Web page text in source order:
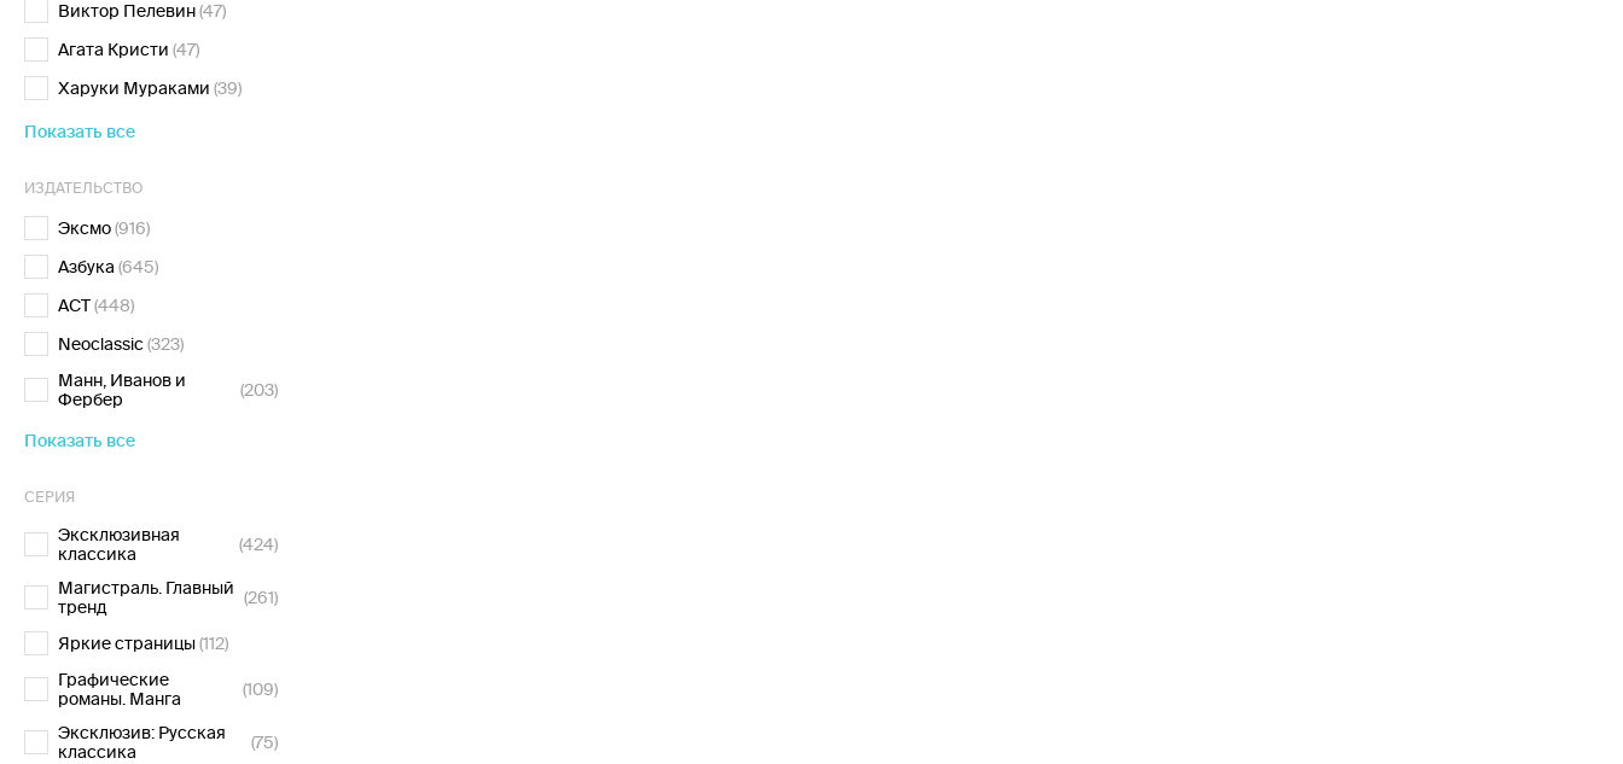
Виктор Пелевин(47)
Агата Кристи (47)
Харуки Мураками (39)
Показать все
ИЗДАТЕЛЬСТВО
Эксмо(916)
Азбука (645)
АСТ(448)
Neoclassic(323)
Манн, Иванов и
Фербер
(203)
Показать все
СЕРИЯ
Эксклюзивная
классика
(424)
Магистраль. Главный
тренд
(261)
Яркие страницы(112)
Графические
романы. Манга
(109)
Эксклюзив: Русская
классика
(75)